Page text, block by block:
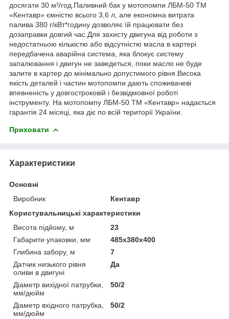
досягати 30 м³/год.Паливний бак у мотопомпи ЛБМ-50 ТМ
«Кентавр» ємністю всього 3,6 л, але економна витрата
палива 380 г/кВт*годину дозволяє їй працювати без
дозаправки довгий час.Для захисту двигуна від роботи з
недостатньою кількістю або відсутністю масла в картері
передбачена аварійна система, яка блокує систему
запалювання і двигун не заведеться, поки масло не буде
залите в картер до мінімально допустимого рівня.Висока
якість деталей і частин мотопомпи дають споживачеві
впевненість у довгостроковій і безвідмовної роботі
інструменту. На мотопомпу ЛБМ-50 ТМ «Кентавр» надається
гарантія 24 місяці, яка діє по всій території України.
Приховати
Характеристики
Основні
Виробник
Кентавр
Користувальницькі характеристики
Висота підйому, м
23
Габарити упаковки, мм
485х380х400
Глибина забору, м
7
Датчик низького рівня
оливи в двигуні
Да
Діаметр вихідної патрубки,
мм/дюйм
50/2
Діаметр вхідного патрубка,
мм/дюйм
50/2